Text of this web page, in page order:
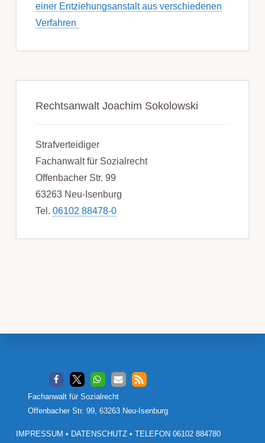
einer Ent­ziehungs­anstalt aus ver­schied­enen
Ver­fahren
Rechtsanwalt Joachim Sokolowski
Strafverteidiger
Fachanwalt für Sozialrecht
Offenbacher Str. 99
63263 Neu-Isenburg
Tel. 06102 88478-0
Footer
Fachanwalt für Sozialrecht
Offenbacher Str. 99, 63263 Neu-Isenburg
IMPRESSUM • DATENSCHUTZ• TELEFON 06102 884780